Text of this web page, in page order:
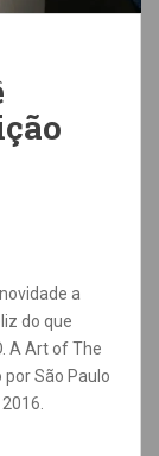
a
do que
A Art of The
São Paulo